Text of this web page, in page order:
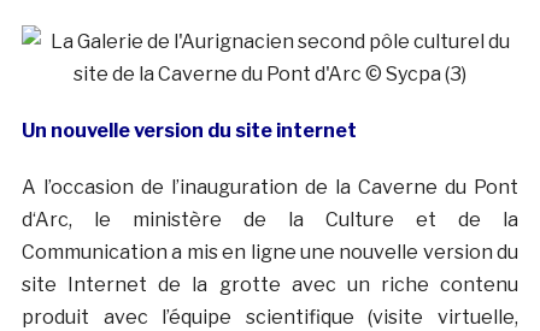
Un nouvelle version du site internet
A l’occasion de l’inauguration de la Caverne du Pont
d‘Arc, le ministère de la Culture et de la
Communication a mis en ligne une nouvelle version du
site Internet de la grotte avec un riche contenu
produit avec l’équipe scientifique (visite virtuelle,